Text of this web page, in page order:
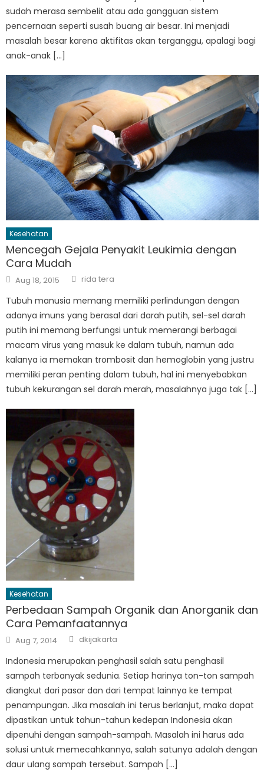
sudah merasa sembelit atau ada gangguan sistem
pencernaan seperti susah buang air besar. Ini menjadi
masalah besar karena aktifitas akan terganggu, apalagi bagi
anak-anak […]
Kesehatan
Mencegah Gejala Penyakit Leukimia dengan
Cara Mudah
Posted
on
Aug 18, 2015 Author
rida tera
Tubuh manusia memang memiliki perlindungan dengan
adanya imuns yang berasal dari darah putih, sel-sel darah
putih ini memang berfungsi untuk memerangi berbagai
macam virus yang masuk ke dalam tubuh, namun ada
kalanya ia memakan trombosit dan hemoglobin yang justru
memiliki peran penting dalam tubuh, hal ini menyebabkan
tubuh kekurangan sel darah merah, masalahnya juga tak […]
Kesehatan
Perbedaan Sampah Organik dan Anorganik dan
Cara Pemanfaatannya
Posted
on
Aug 7, 2014 Author
dkijakarta
Indonesia merupakan penghasil salah satu penghasil
sampah terbanyak sedunia. Setiap harinya ton-ton sampah
diangkut dari pasar dan dari tempat lainnya ke tempat
penampungan. Jika masalah ini terus berlanjut, maka dapat
dipastikan untuk tahun-tahun kedepan Indonesia akan
dipenuhi dengan sampah-sampah. Masalah ini harus ada
solusi untuk memecahkannya, salah satunya adalah dengan
daur ulang sampah tersebut. Sampah […]